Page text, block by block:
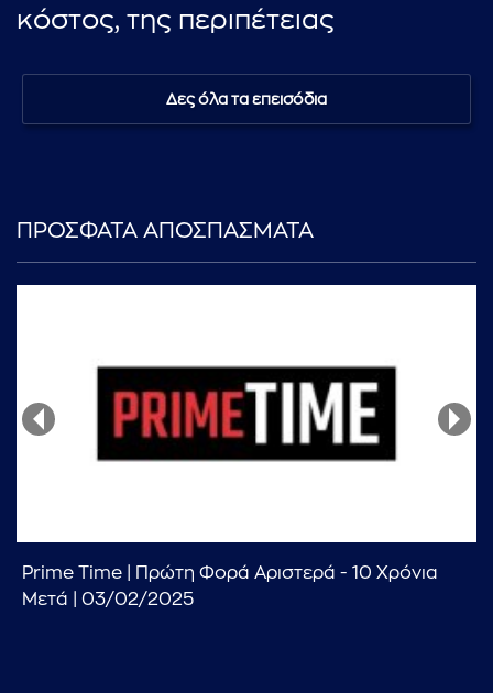
...πληκτρολογήστε κείμενο προς αναζήτηση
κόστος, της περιπέτειας
Δες όλα τα επεισόδια
ΠΡΟΣΦΑΤΑ ΑΠΟΣΠΑΣΜΑΤΑ
Prime Time | Πρώτη Φορά Αριστερά - 10 Χρόνια
Μετά | 03/02/2025